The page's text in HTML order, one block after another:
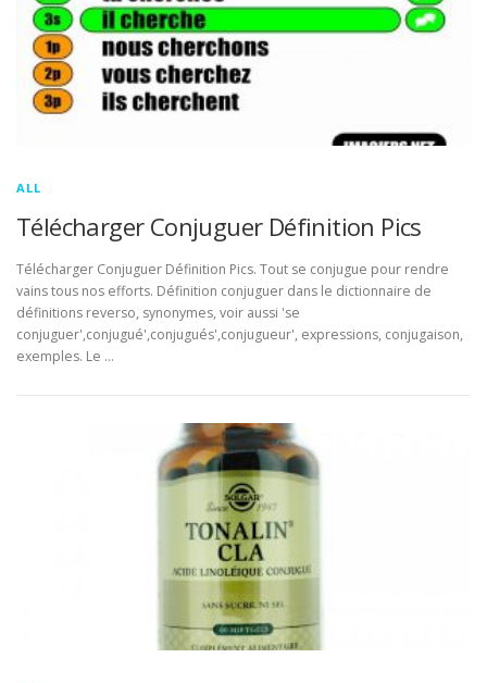
ALL
Télécharger Conjuguer Définition Pics
Télécharger Conjuguer Définition Pics. Tout se conjugue pour rendre
vains tous nos efforts. Définition conjuguer dans le dictionnaire de
définitions reverso, synonymes, voir aussi 'se
conjuguer',conjugué',conjugués',conjugueur', expressions, conjugaison,
exemples. Le …